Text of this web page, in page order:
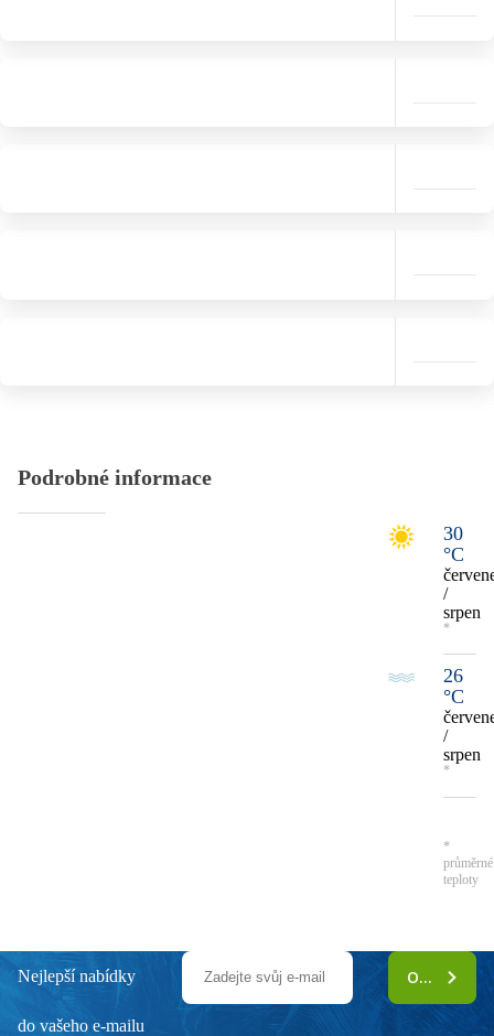
Podrobné informace
30
°C
/
srpen
*
26
°C
/
srpen
*
*
průměrné
teploty
Nejlepší nabídky
do vašeho e-mailu
ODEBÍRAT